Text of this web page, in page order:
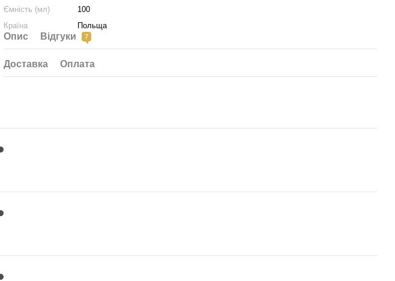
Ємність (мл)
100
Країна
Польща
Опис Відгуки 7
Доставка Оплата